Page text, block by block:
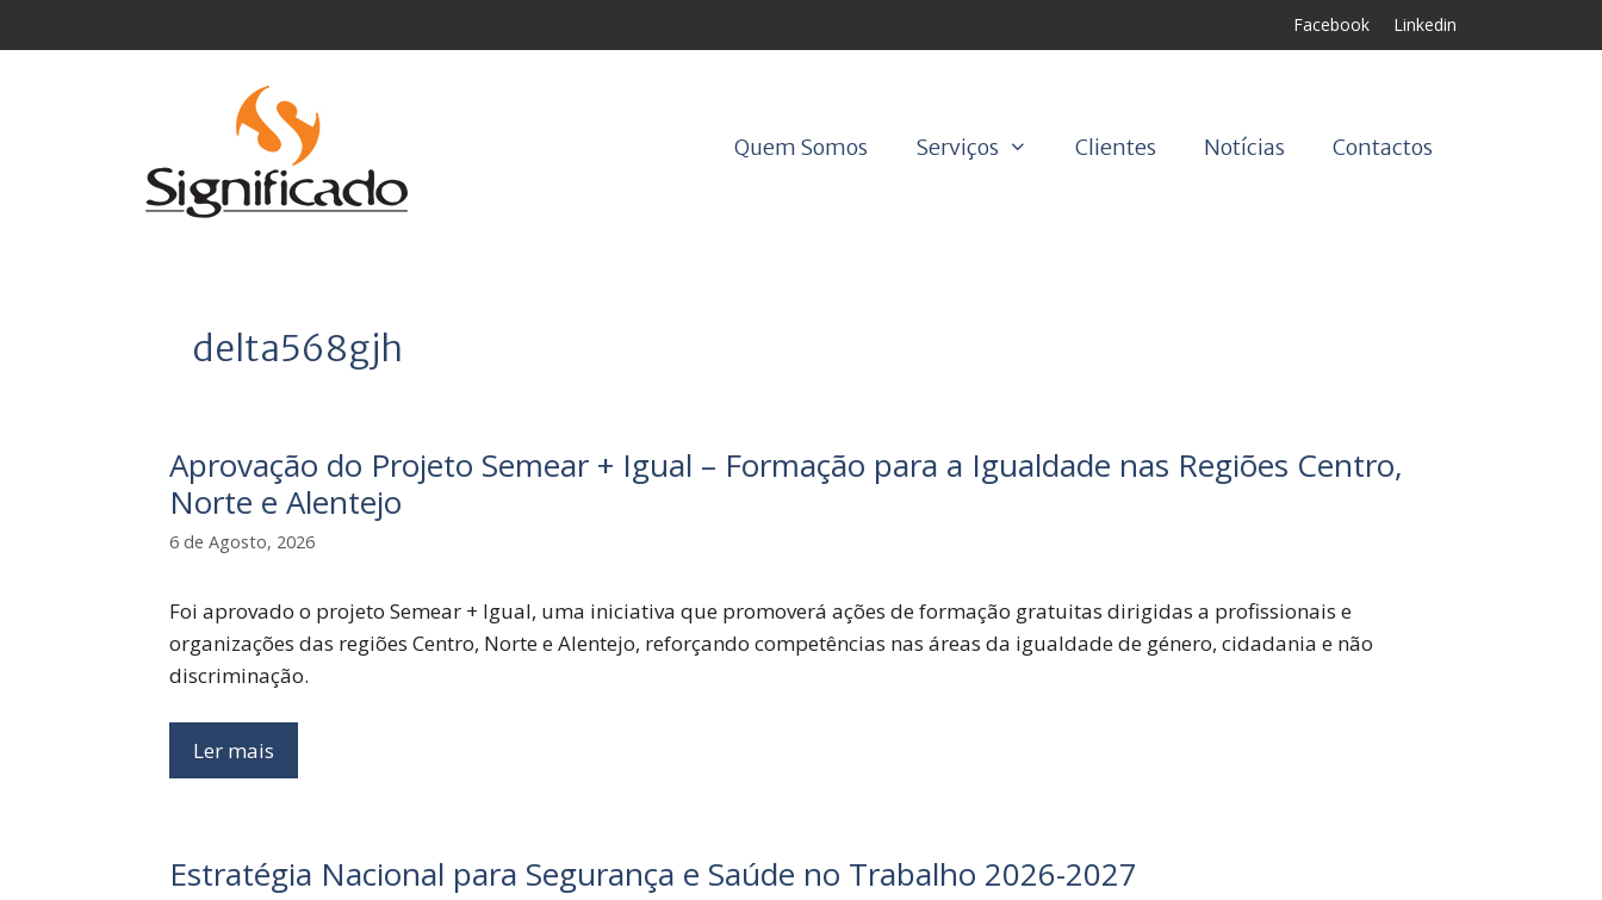
para
Facebook Linkedin
Quem Somos Serviços Clientes Notícias Contactos
delta568gjh
Aprovação do Projeto Semear + Igual – Formação para a Igualdade nas Regiões Centro,
Norte e Alentejo
6 de Agosto, 2026
Foi aprovado o projeto Semear + Igual, uma iniciativa que promoverá ações de formação gratuitas dirigidas a profissionais e
organizações das regiões Centro, Norte e Alentejo, reforçando competências nas áreas da igualdade de género, cidadania e não
discriminação.
Ler mais
Estratégia Nacional para Segurança e Saúde no Trabalho 2026-2027